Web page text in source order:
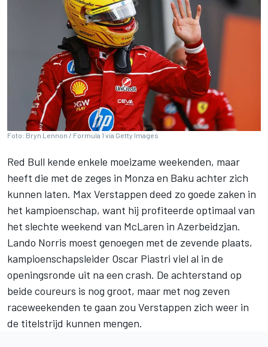
Foto: Bryn Lennon / Formula 1 via Getty Images
Red Bull kende enkele moeizame weekenden, maar
heeft die met de zeges in Monza en Baku achter zich
kunnen laten. Max Verstappen deed zo goede zaken in
het kampioenschap, want hij profiteerde optimaal van
het slechte weekend van McLaren in Azerbeidzjan.
Lando Norris moest genoegen met de zevende plaats,
kampioenschapsleider Oscar Piastri viel al in de
openingsronde uit na een crash. De achterstand op
beide coureurs is nog groot, maar met nog zeven
raceweekenden te gaan zou Verstappen zich weer in
de titelstrijd kunnen mengen.